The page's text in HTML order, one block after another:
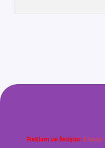
Reklam ve İletişim: E-mail: